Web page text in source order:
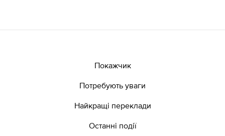
Покажчик
Потребують уваги
Найкращі переклади
Останні події